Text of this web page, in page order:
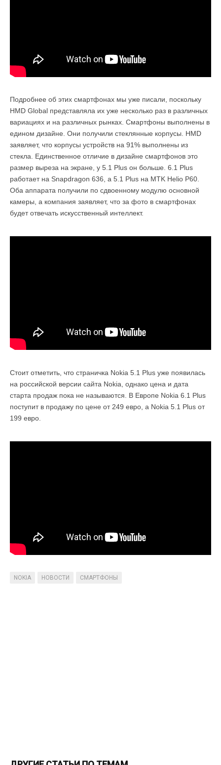
Подробнее об этих смартфонах мы уже писали, поскольку
HMD Global представляла их уже несколько раз в различных
вариациях и на различных рынках. Смартфоны выполнены в
едином дизайне. Они получили стеклянные корпусы. HMD
заявляет, что корпусы устройств на 91% выполнены из
стекла. Единственное отличие в дизайне смартфонов это
размер выреза на экране, у 5.1 Plus он больше. 6.1 Plus
работает на Snapdragon 636, а 5.1 Plus на MTK Helio P60.
Оба аппарата получили по сдвоенному модулю основной
камеры, а компания заявляет, что за фото в смартфонах
будет отвечать искусственный интеллект.
Стоит отметить, что страничка Nokia 5.1 Plus уже появилась
на российской версии сайта Nokia, однако цена и дата
старта продаж пока не называются. В Европе Nokia 6.1 Plus
поступит в продажу по цене от 249 евро, а Nokia 5.1 Plus от
199 евро.
NOKIA НОВОСТИ СМАРТФОНЫ